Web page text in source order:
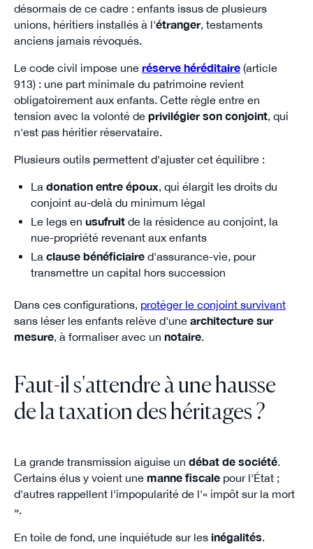
désormais de ce cadre : enfants issus de plusieurs
unions, héritiers installés à l'étranger, testaments
anciens jamais révoqués.
Le code civil impose une réserve héréditaire(article
913) : une part minimale du patrimoine revient
obligatoirement aux enfants. Cette règle entre en
tension avec la volonté de privilégier son conjoint, qui
n'est pas héritier réservataire.
Plusieurs outils permettent d'ajuster cet équilibre :
La donation entre époux, qui élargit les droits du
conjoint au-delà du minimum légal
Le legs en usufruitde la résidence au conjoint, la
nue-propriété revenant aux enfants
La clause bénéficiaired'assurance-vie, pour
transmettre un capital hors succession
Dans ces configurations, protéger le conjoint survivant
sans léser les enfants relève d'une architecture sur
mesure, à formaliser avec un notaire.
Faut-il s'attendre à une hausse
de la taxation des héritages ?
La grande transmission aiguise un débat de société.
Certains élus y voient une manne fiscalepour l'État ;
d'autres rappellent l'impopularité de l'« impôt sur la mort
».
En toile de fond, une inquiétude sur les inégalités